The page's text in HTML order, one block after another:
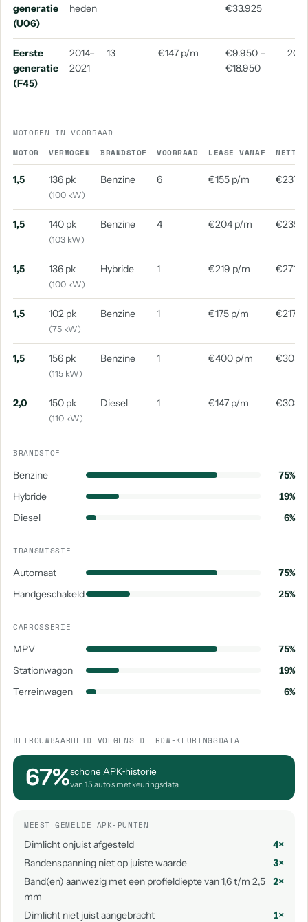
BMW X2 M
aantal: 1 aantal: 1 aantal: 1
generatie
(U06)
heden
€33.925
Eerste
generatie
(F45)
2014–
2021
13 €147 p/m
€9.950 –
€18.950
2017
MOTOREN IN VOORRAAD
MOTOR
VERMOGEN BRANDSTOF VOORRAAD LEASE VANAF NETTO
1,5 136 pk
(100 kW)
Benzine 6 €155 p/m €237
1,5 140 pk
(103 kW)
Benzine 4 €204 p/m €235
1,5 136 pk
(100 kW)
Hybride 1 €219 p/m €271
1,5 102 pk
(75 kW)
Benzine 1 €175 p/m €217
1,5 156 pk
(115 kW)
Benzine 1 €400 p/m €305
2,0 150 pk
(110 kW)
Diesel 1 €147 p/m €303
BRANDSTOF
Benzine
75%
Hybride
19%
Diesel
6%
TRANSMISSIE
Automaat
75%
Handgeschakeld
25%
CARROSSERIE
MPV
75%
Stationwagon
19%
Terreinwagen
6%
BETROUWBAARHEID VOLGENS DE RDW-KEURINGSDATA
67%schone APK‑historie
van 15 auto's met keuringsdata
MEEST GEMELDE APK-PUNTEN
Dimlicht onjuist afgesteld
4×
Bandenspanning niet op juiste waarde
3×
Band(en) aanwezig met een profieldiepte van 1,6 t/m 2,5
mm
2×
Dimlicht niet juist aangebracht
1×